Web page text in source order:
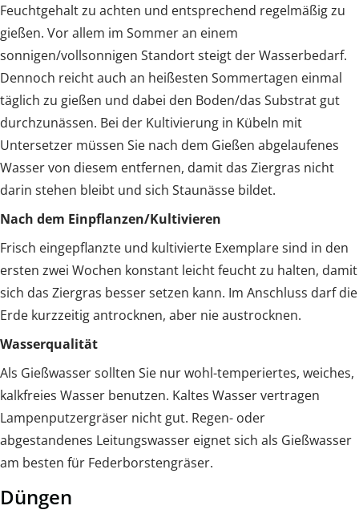
Feuchtgehalt zu achten und entsprechend regelmäßig zu
gießen. Vor allem im Sommer an einem
sonnigen/vollsonnigen Standort steigt der Wasserbedarf.
Dennoch reicht auch an heißesten Sommertagen einmal
täglich zu gießen und dabei den Boden/das Substrat gut
durchzunässen. Bei der Kultivierung in Kübeln mit
Untersetzer müssen Sie nach dem Gießen abgelaufenes
Wasser von diesem entfernen, damit das Ziergras nicht
darin stehen bleibt und sich Staunässe bildet.
Nach dem Einpflanzen/Kultivieren
Frisch eingepflanzte und kultivierte Exemplare sind in den
ersten zwei Wochen konstant leicht feucht zu halten, damit
sich das Ziergras besser setzen kann. Im Anschluss darf die
Erde kurzzeitig antrocknen, aber nie austrocknen.
Wasserqualität
Als Gießwasser sollten Sie nur wohl-temperiertes, weiches,
kalkfreies Wasser benutzen. Kaltes Wasser vertragen
Lampenputzergräser nicht gut. Regen- oder
abgestandenes Leitungswasser eignet sich als Gießwasser
am besten für Federborstengräser.
Düngen